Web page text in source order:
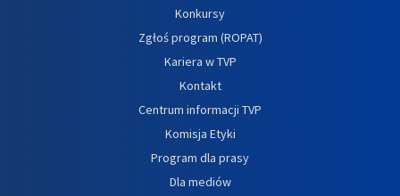
Konkursy
Zgłoś program (ROPAT)
Kariera w TVP
Kontakt
Centrum informacji TVP
Komisja Etyki
Program dla prasy
Dla mediów